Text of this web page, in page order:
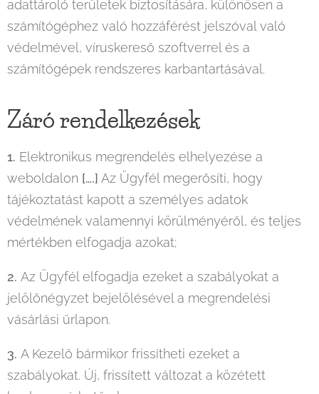
adattároló területek biztosítására, különösen a
számítógéphez való hozzáférést jelszóval való
védelmével, víruskereső szoftverrel és a
számítógépek rendszeres karbantartásával.
Záró rendelkezések
1. Elektronikus megrendelés elhelyezése a
weboldalon [….] Az Ügyfél megerősíti, hogy
tájékoztatást kapott a személyes adatok
védelmének valamennyi körülményéről, és teljes
mértékben elfogadja azokat;
2. Az Ügyfél elfogadja ezeket a szabályokat a
jelölőnégyzet bejelölésével a megrendelési
vásárlási űrlapon.
3. A Kezelő bármikor frissítheti ezeket a
szabályokat. Új, frissített változat a közétett